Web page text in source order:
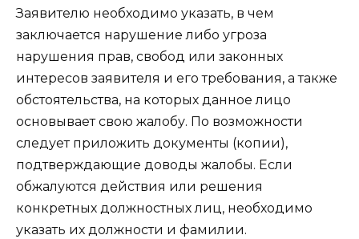
Заявителю необходимо указать, в чем
заключается нарушение либо угроза
нарушения прав, свобод или законных
интересов заявителя и его требования, а также
обстоятельства, на которых данное лицо
основывает свою жалобу. По возможности
следует приложить документы (копии),
подтверждающие доводы жалобы. Если
обжалуются действия или решения
конкретных должностных лиц, необходимо
указать их должности и фамилии.